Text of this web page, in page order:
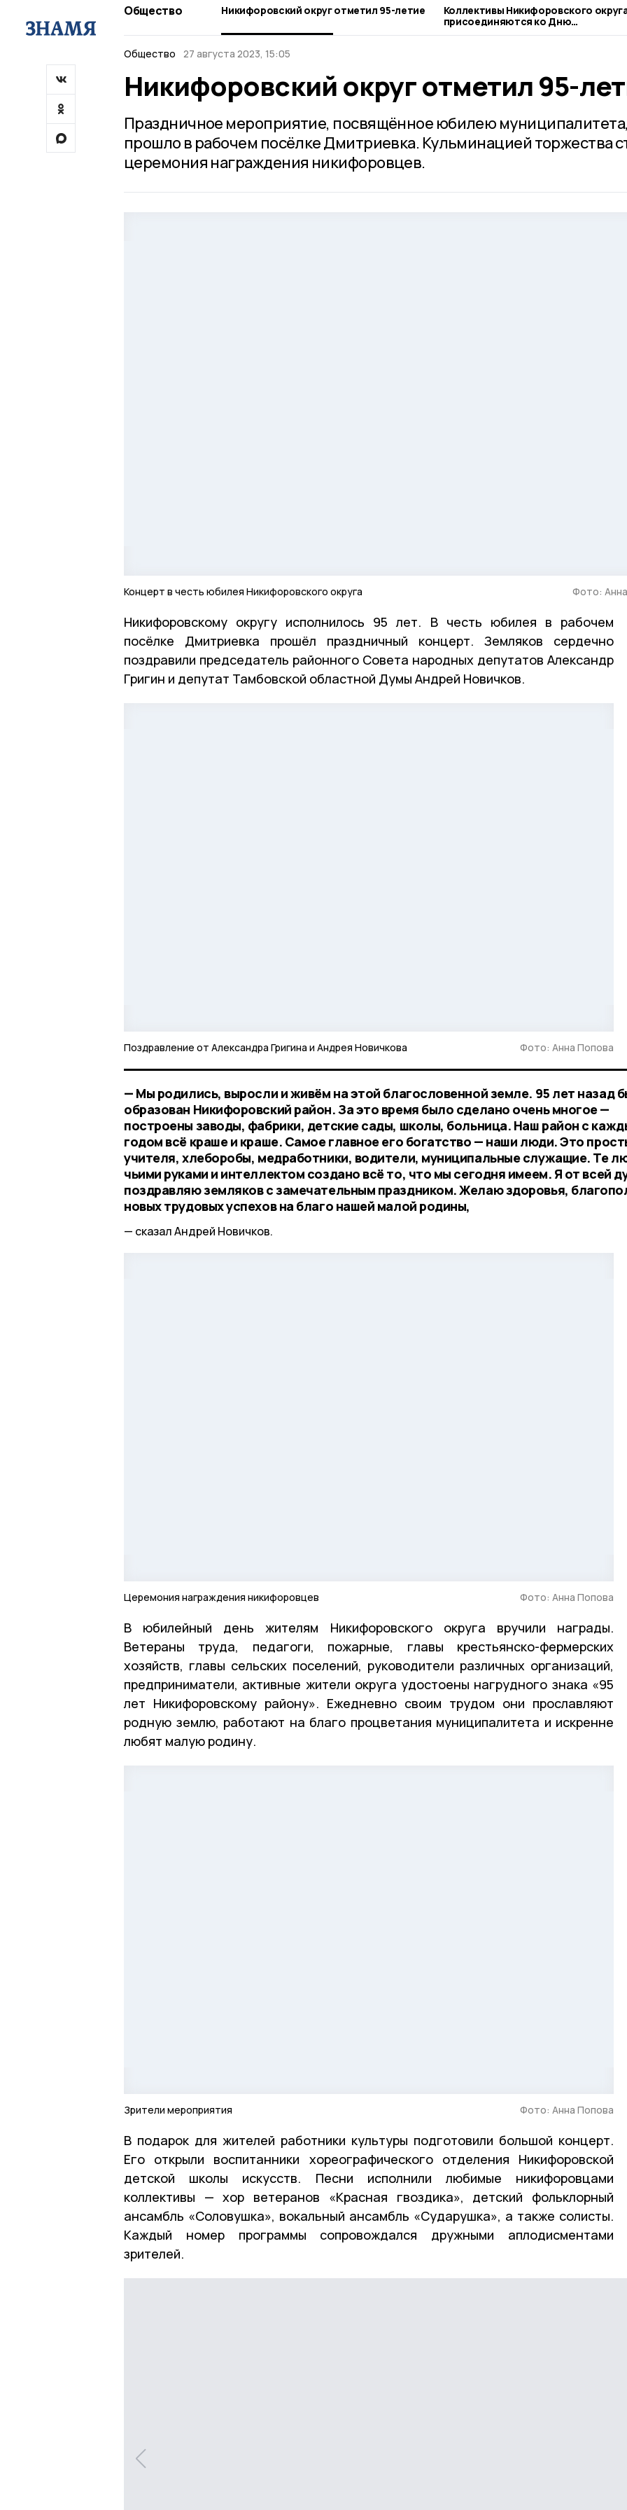
Общество Никифоровский округ отметил 95-летие
Коллективы Никифоровского
присоединяются ко Дню
благотворительного труда
Общество
27 августа 2023, 15:05
Никифоровский округ отметил 95-
Праздничное мероприятие, посвящённое юбилею муниципалитета,
прошло в рабочем посёлке Дмитриевка. Кульминацией торжества
церемония награждения никифоровцев.
Концерт в честь юбилея Никифоровского округа Фото:
Никифоровскому округу исполнилось 95 лет. В честь юбилея в рабочем
посёлке Дмитриевка прошёл праздничный концерт. Земляков сердечно
поздравили председатель районного Совета народных депутатов Александр
Григин и депутат Тамбовской областной Думы Андрей Новичков.
Поздравление от Александра Григина и Андрея Новичкова Фото: Анна Попова
— Мы родились, выросли и живём на этой благословенной земле. 95 лет назад
образован Никифоровский район. За это время было сделано очень многое —
построены заводы, фабрики, детские сады, школы, больница. Наш район с
годом всё краше и краше. Самое главное его богатство — наши люди. Это
учителя, хлеборобы, медработники, водители, муниципальные служащие. Те
чьими руками и интеллектом создано всё то, что мы сегодня имеем. Я от всей
поздравляю земляков с замечательным праздником. Желаю здоровья,
новых трудовых успехов на благо нашей малой родины,
сказал Андрей Новичков.
Церемония награждения никифоровцев Фото: Анна Попова
В юбилейный день жителям Никифоровского округа вручили награды.
Ветераны труда, педагоги, пожарные, главы крестьянско-фермерских
хозяйств, главы сельских поселений, руководители различных организаций,
предприниматели, активные жители округа удостоены нагрудного знака «95
лет Никифоровскому району». Ежедневно своим трудом они прославляют
родную землю, работают на благо процветания муниципалитета и искренне
любят малую родину.
Зрители мероприятия Фото: Анна Попова
В подарок для жителей работники культуры подготовили большой концерт.
Его открыли воспитанники хореографического отделения Никифоровской
детской школы искусств. Песни исполнили любимые никифоровцами
коллективы — хор ветеранов «Красная гвоздика», детский фольклорный
ансамбль «Соловушка», вокальный ансамбль «Сударушка», а также солисты.
Каждый номер программы сопровождался дружными аплодисментами
зрителей.